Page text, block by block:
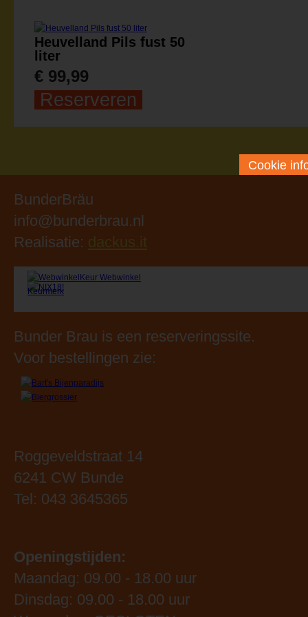
Heuvelland Pils fust 50
liter
€ 99,99
Reserveren
Cookie
BunderBräu
info@bunderbrau.nl
Realisatie:
Bunder Brau is een reserveringssite.
Voor bestellingen zie:
Roggeveldstraat 14
6241 CW Bunde
Tel: 043 3645365
Openingstijden:
Maandag: 09.00 - 18.00 uur
Dinsdag: 09.00 - 18.00 uur